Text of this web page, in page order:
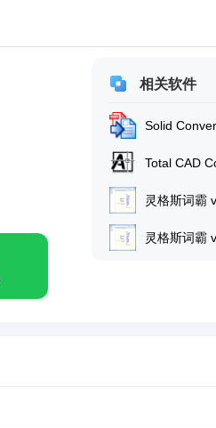
相关软件
灵格斯词霸
灵格斯词霸